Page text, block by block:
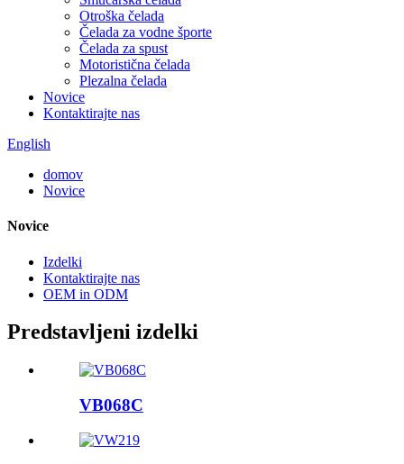
Otroška čelada
Čelada za vodne športe
Čelada za spust
Motoristična čelada
Plezalna čelada
Novice
Kontaktirajte nas
English
domov
Novice
Novice
Izdelki
Kontaktirajte nas
OEM in ODM
Predstavljeni izdelki
VB068C